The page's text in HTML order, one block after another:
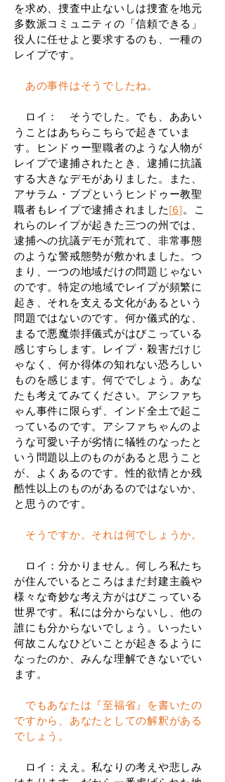
を求め、捜査中止ないしは捜査を地元
多数派コミュニティの「信頼できる」
役人に任せよと要求するのも、一種の
レイプです。
あの事件はそうでしたね。
ロイ： そうでした。でも、ああい
うことはあちらこちらで起きていま
す。ヒンドゥー聖職者のような人物が
レイプで逮捕されたとき、逮捕に抗議
する大きなデモがありました。また、
アサラム・ブプというヒンドゥー教聖
職者もレイプで逮捕されました[6] 。こ
れらのレイプが起きた三つの州では、
逮捕への抗議デモが荒れて、非常事態
のような警戒態勢が敷かれました。つ
まり、一つの地域だけの問題じゃない
のです。特定の地域でレイプが頻繁に
起き、それを支える文化があるという
問題ではないのです。何か儀式的な、
まるで悪魔崇拝儀式がはびこっている
感じすらします。レイプ・殺害だけじ
ゃなく、何か得体の知れない恐ろしい
ものを感じます。何ででしょう。あな
たも考えてみてください。アシファち
ゃん事件に限らず、インド全土で起こ
っているのです。アシファちゃんのよ
うな可愛い子が劣情に犠牲のなったと
いう問題以上のものがあると思うこと
が、よくあるのです。性的欲情とか残
酷性以上のものがあるのではないか、
と思うのです。
そうですか。それは何でしょうか。
ロイ：分かりません。何しろ私たち
が住んでいるところはまだ封建主義や
様々な奇妙な考え方がはびこっている
世界です。私には分からないし、他の
誰にも分からないでしょう。いったい
何故こんなひどいことが起きるように
なったのか、みんな理解できないでい
ます。
でもあなたは『至福省』を書いたの
ですから、あなたとしての解釈がある
でしょう。
ロイ：ええ。私なりの考えや悲しみ